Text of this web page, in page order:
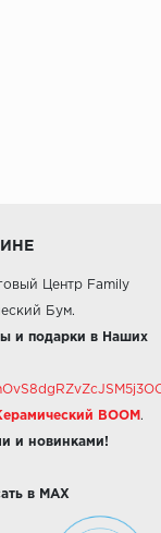
Центр Family
Бум.
и подарки в Наших
BOOM .
и новинками!
в MAX